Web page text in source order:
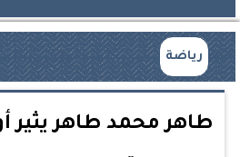
رياضة
طاهر محمد طاهر يثير